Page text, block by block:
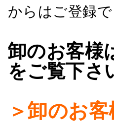
からはご登録で
卸のお客様
をご覧下さ
＞卸のお